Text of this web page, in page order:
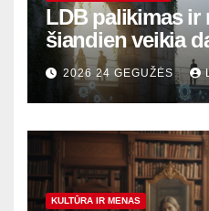
LDB palikimas ir
šiandien veikia
variklis
2026 24 GEGUŽĖS
KULTŪRA IR MENAS